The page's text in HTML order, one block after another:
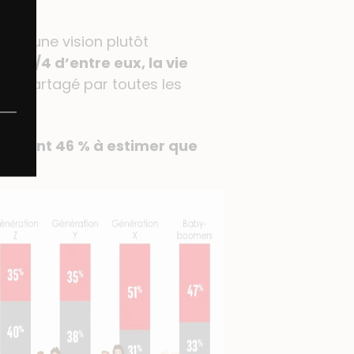
ont une vision plutôt
3/4 d’entre eux, la vie
partagé par toutes les
ils sont 46 % à estimer que